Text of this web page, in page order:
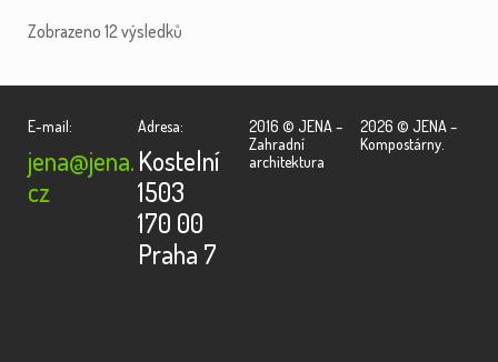
Zobrazeno 12 výsledků
E-mail:
jena@jena.
cz
Adresa:
Kostelní
1503
170 00
Praha 7
2016 © JENA –
Zahradní
architektura
2026 © JENA –
Kompostárny.